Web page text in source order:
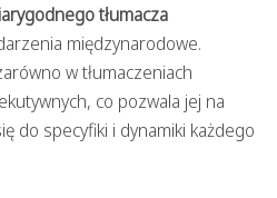
tłumacza
międzynarodowe.
w tłumaczeniach
co pozwala jej na
do specyfiki i dynamiki każdego